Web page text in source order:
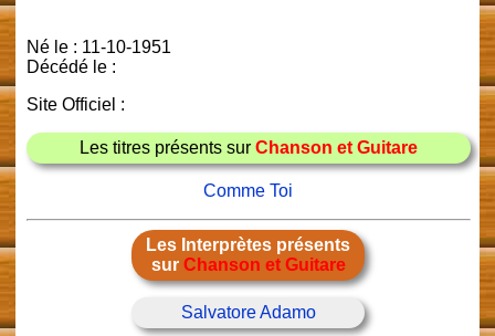
Né le : 11-10-1951
Décédé le :
Site Officiel :
Les titres présents sur Chanson et Guitare
Comme Toi
Les Interprètes présents
sur Chanson et Guitare
Salvatore Adamo